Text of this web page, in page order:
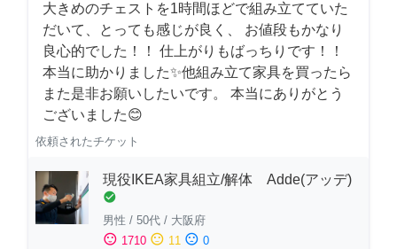
大きめのチェストを1時間ほどで組み立てていた
だいて、とっても感じが良く、 お値段もかなり
良心的でした！！ 仕上がりもばっちりです！！
本当に助かりました✨他組み立て家具を買ったら
また是非お願いしたいです。 本当にありがとう
ございました😊
依頼されたチケット
現役IKEA家具組立/解体 Adde(アッデ)
check_circle
男性 / 50代 / 大阪府
sentiment_satisfied 1710 sentiment_neutral 11 sentiment_dissatisfied 0